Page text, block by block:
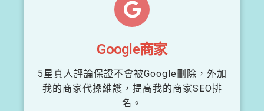
Google商家
5星真人評論保證不會被Google刪除，外加
我的商家代操維護，提高我的商家SEO排
名。